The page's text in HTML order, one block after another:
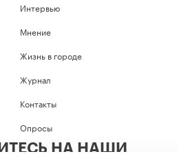
Интервью
Мнение
Жизнь в городе
Журнал
Контакты
Опросы
НА НАШИ